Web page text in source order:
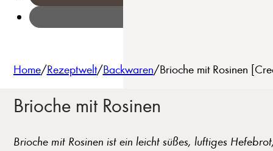
Home/Rezeptwelt/Backwaren/Brioche mit Rosinen
Brioche mit Rosinen
Brioche mit Rosinen ist ein leicht süßes, luftiges